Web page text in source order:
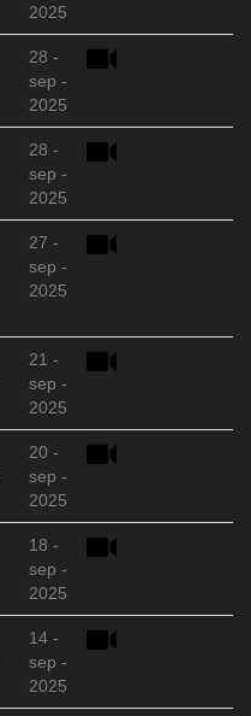
2025
28 -
sep -
2025
28 -
sep -
2025
27 -
sep -
2025
21 -
sep -
2025
20 -
sep -
2025
18 -
sep -
2025
14 -
sep -
2025